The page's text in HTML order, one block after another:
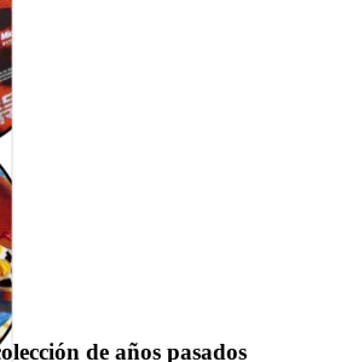
de años pasados